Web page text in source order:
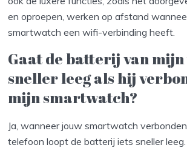
en oproepen, werken op afstand
smartwatch een wifi-verbinding heeft.
Gaat de batterij van
sneller leeg als hij
mijn smartwatch?
Ja, wanneer jouw smartwatch
telefoon loopt de batterij iets sneller leeg.